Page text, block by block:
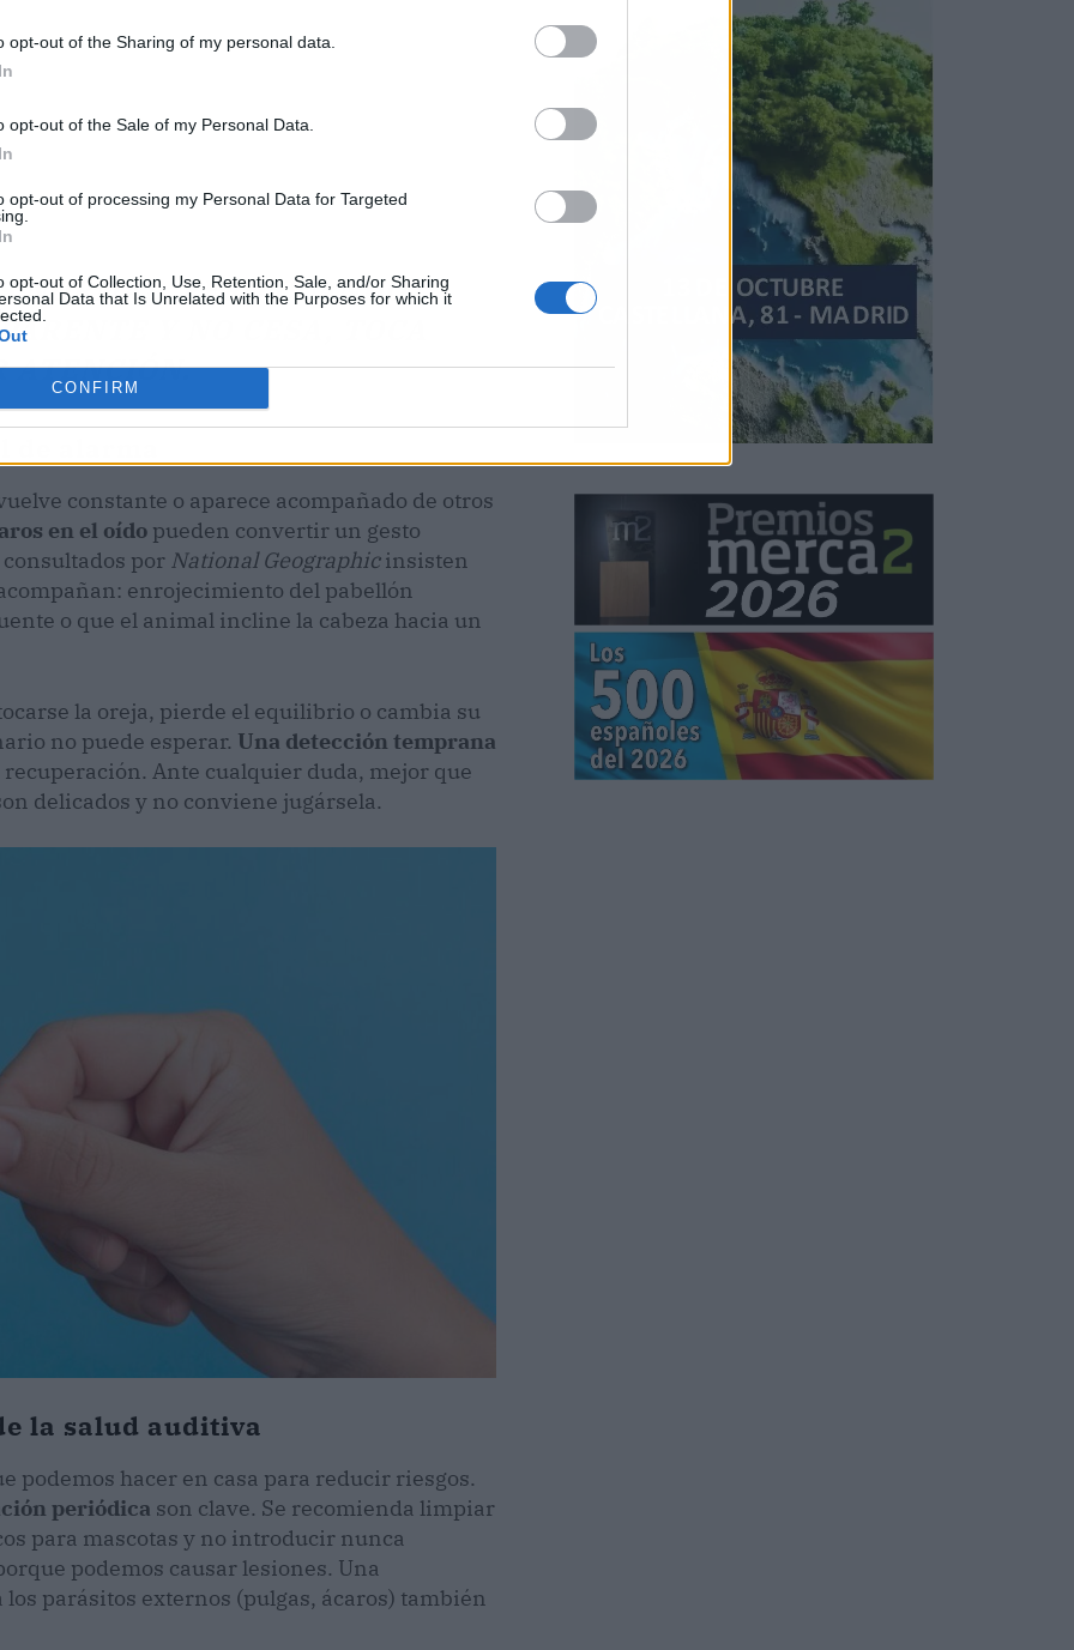
opt-out of the Sharing of my personal data.
opt-out of the Sale of my Personal Data.
opt-out of processing my Personal Data for Targeted
opt-out of Collection, Use, Retention, Sale, and/or Sharing
Data that Is Unrelated with the Purposes for which it
CONFIRM
NORMAL, PERO CUANDO
Y NO CESA, TOCA
ATENCIÓN.
alarma
constante o aparece acompañado de otros
en el oído pueden convertir un gesto
por National Geographicinsisten
enrojecimiento del pabellón
o que el animal incline la cabeza hacia un
la oreja, pierde el equilibrio o cambia su
no puede esperar. Una detección temprana
recuperación. Ante cualquier duda, mejor que
delicados y no conviene jugársela.
la salud auditiva
podemos hacer en casa para reducir riesgos.
periódica son clave. Se recomienda limpiar
para mascotas y no introducir nunca
podemos causar lesiones. Una
parásitos externos (pulgas, ácaros) también